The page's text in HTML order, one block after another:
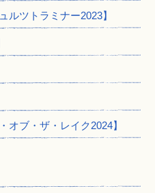
ルツトラミナー2023】
オブ・ザ・レイク2024】